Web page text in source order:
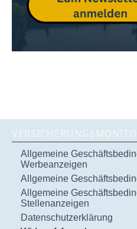
Allgemeine
Werbeanzeigen
Allgemeine
Allgemeine
Stellenanzeigen
Datenschutzerklärung